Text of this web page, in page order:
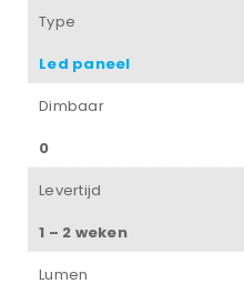
Type
Led paneel
Dimbaar
0
Levertijd
1 – 2 weken
Lumen